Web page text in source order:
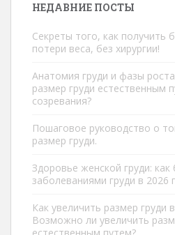
НЕДАВНИЕ ПОСТЫ
Секреты того, как получить
потери веса, без хирургии!
Анатомия груди и фазы роста
размер груди естественным
созревания?
Пошаговое руководство о
размер груди.
Здоровье женской груди: как
заболеваниями груди в 2026
Как увеличить размер груди
Возможно ли увеличить